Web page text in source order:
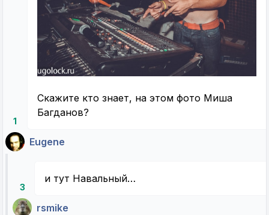
1
Скажите кто знает, на этом фото Миша
Багданов?
Eugene
3
и тут Навальный…
rsmike